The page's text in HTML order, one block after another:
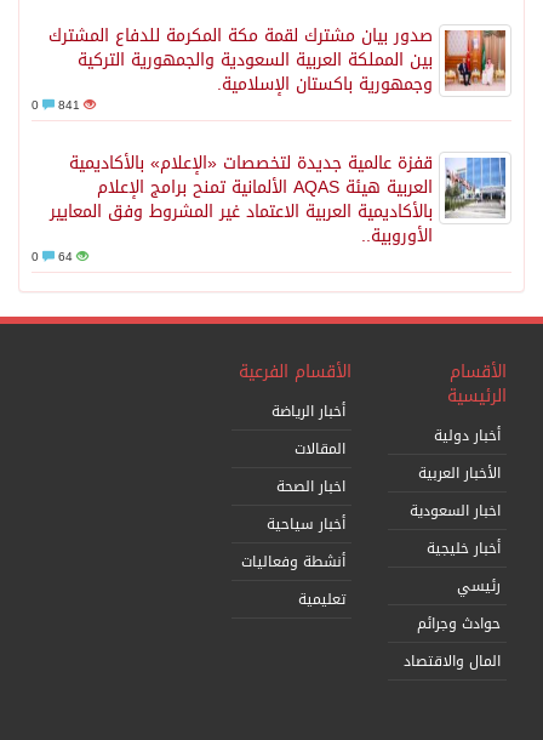
صدور بيان مشترك لقمة مكة المكرمة للدفاع المشترك
بين المملكة العربية السعودية والجمهورية التركية
وجمهورية باكستان الإسلامية.
841
قفزة عالمية جديدة لتخصصات «الإعلام» بالأكاديمية
العربية هيئة AQAS الألمانية تمنح برامج الإعلام
بالأكاديمية العربية الاعتماد غير المشروط وفق المعايير
الأوروبية..
64
الأقسام
الرئيسية
أخبار دولية
الأخبار العربية
اخبار السعودية
أخبار خليجية
رئيسي
حوادث وجرائم
المال والاقتصاد
الأقسام الفرعية
أخبار الرياضة
المقالات
اخبار الصحة
أخبار سياحية
أنشطة وفعاليات
تعليمية